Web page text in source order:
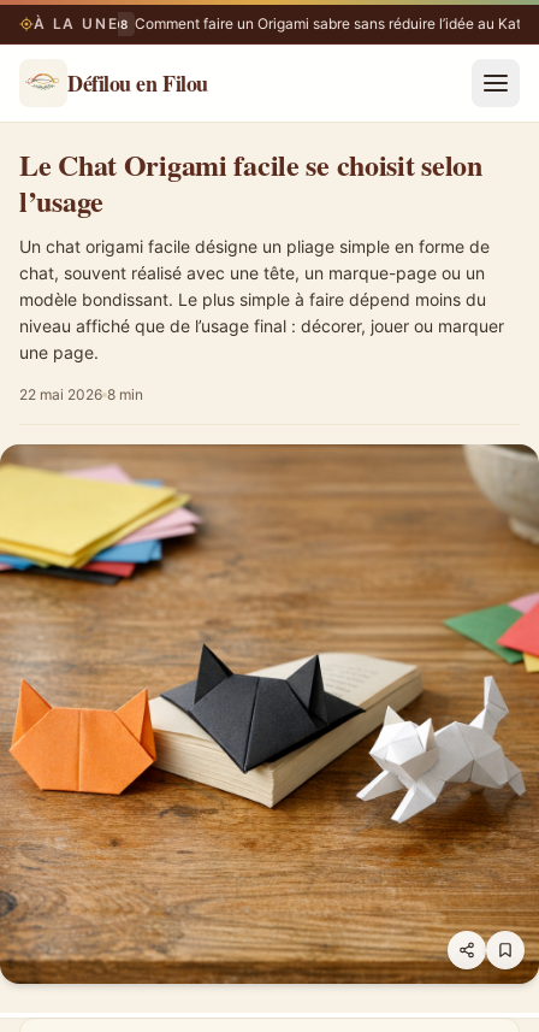
À LA UNE
07/08 Comment faire un Origami sabre sans réduire l’idée au
Défilou en Filou
Le Chat Origami facile se choisit selon
l’usage
Un chat origami facile désigne un pliage simple en forme de
chat, souvent réalisé avec une tête, un marque-page ou un
modèle bondissant. Le plus simple à faire dépend moins du
niveau affiché que de l’usage final : décorer, jouer ou marquer
une page.
22 mai 2026 8 min